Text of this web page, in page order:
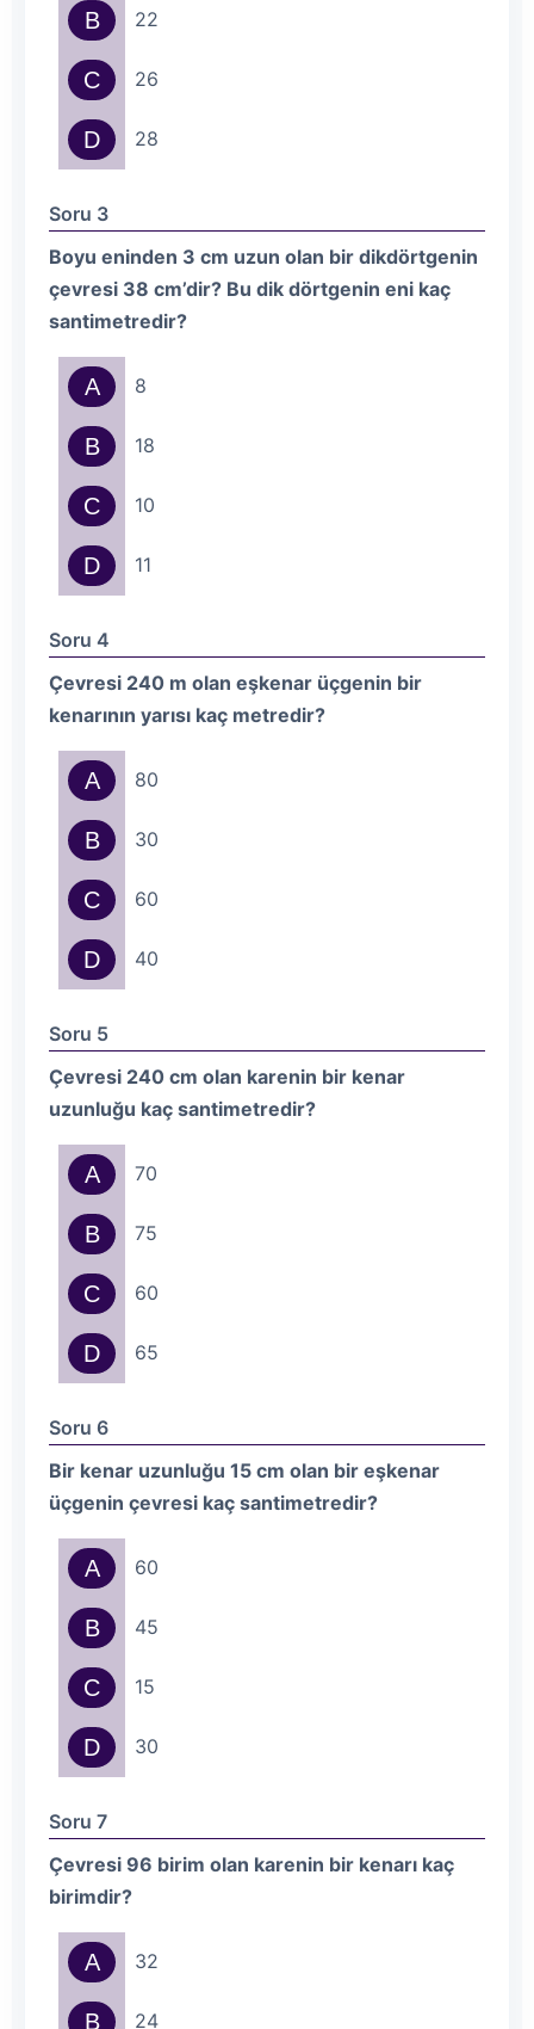
B 22
C 26
D 28
Soru 3
Boyu eninden 3 cm uzun olan bir dikdörtgenin
çevresi 38 cm’dir? Bu dik dörtgenin eni kaç
santimetredir?
A 8
B 18
C 10
D 11
Soru 4
Çevresi 240 m olan eşkenar üçgenin bir
kenarının yarısı kaç metredir?
A 80
B 30
C 60
D 40
Soru 5
Çevresi 240 cm olan karenin bir kenar
uzunluğu kaç santimetredir?
A 70
B 75
C 60
D 65
Soru 6
Bir kenar uzunluğu 15 cm olan bir eşkenar
üçgenin çevresi kaç santimetredir?
A 60
B 45
C 15
D 30
Soru 7
Çevresi 96 birim olan karenin bir kenarı kaç
birimdir?
A 32
B 24